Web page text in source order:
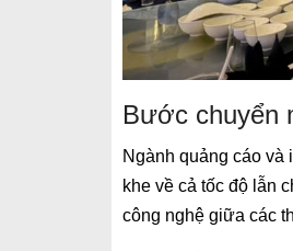
Bước chuyển
Ngành quảng cáo
khe về cả tốc độ lẫn
công nghệ giữa các